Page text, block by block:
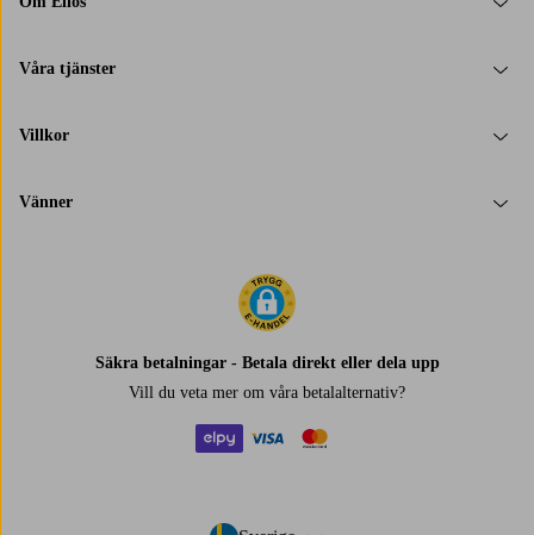
Våra tjänster
Villkor
Vänner
Säkra betalningar - Betala direkt eller dela upp
Vill du veta mer om våra betalalternativ?